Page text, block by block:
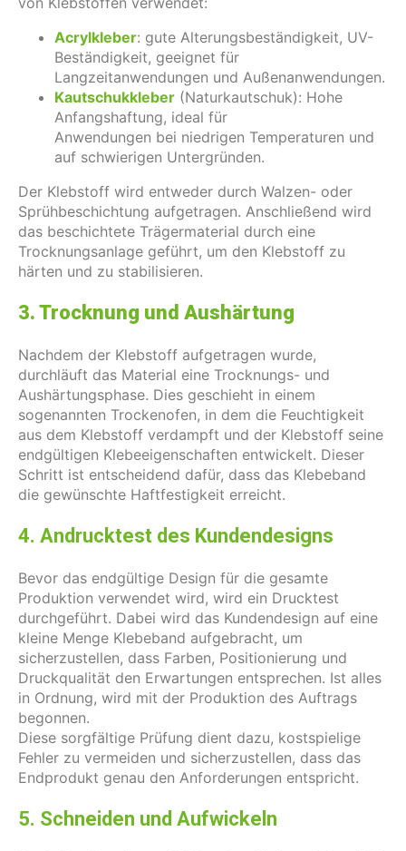
Acrylkleber: gute Alterungsbeständigkeit, UV-
Beständigkeit, geeignet für
Langzeitanwendungen und Außenanwendungen.
Kautschukkleber (Naturkautschuk): Hohe
Anfangshaftung, ideal für
Anwendungen bei niedrigen Temperaturen und
auf schwierigen Untergründen.
Der Klebstoff wird entweder durch Walzen- oder
Sprühbeschichtung aufgetragen. Anschließend wird
das beschichtete Trägermaterial durch eine
Trocknungsanlage geführt, um den Klebstoff zu
härten und zu stabilisieren.
3. Trocknung und Aushärtung
Nachdem der Klebstoff aufgetragen wurde,
durchläuft das Material eine Trocknungs- und
Aushärtungsphase. Dies geschieht in einem
sogenannten Trockenofen, in dem die Feuchtigkeit
aus dem Klebstoff verdampft und der Klebstoff seine
endgültigen Klebeeigenschaften entwickelt. Dieser
Schritt ist entscheidend dafür, dass das Klebeband
die gewünschte Haftfestigkeit erreicht.
4. Andrucktest des Kundendesigns
Bevor das endgültige Design für die gesamte
Produktion verwendet wird, wird ein Drucktest
durchgeführt. Dabei wird das Kundendesign auf eine
kleine Menge Klebeband aufgebracht, um
sicherzustellen, dass Farben, Positionierung und
Druckqualität den Erwartungen entsprechen. Ist alles
in Ordnung, wird mit der Produktion des Auftrags
begonnen.
Diese sorgfältige Prüfung dient dazu, kostspielige
Fehler zu vermeiden und sicherzustellen, dass das
Endprodukt genau den Anforderungen entspricht.
5. Schneiden und Aufwickeln